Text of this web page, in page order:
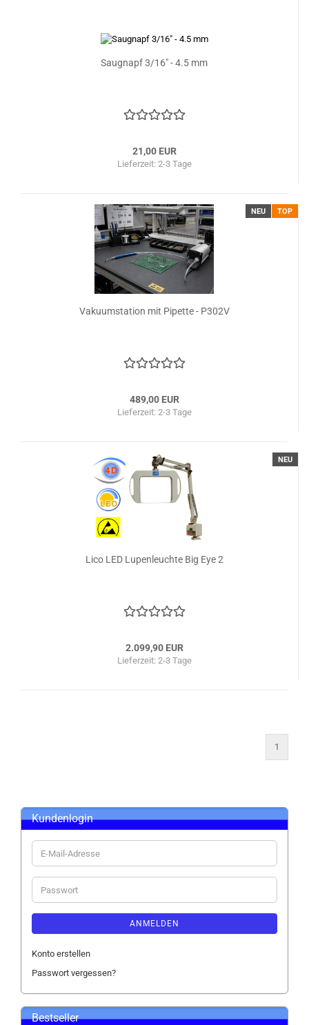
Saugnapf 3/16" - 4.5 mm
21,00 EUR
Lieferzeit: 2-3 Tage
NEU TOP
Vakuumstation mit Pipette - P302V
489,00 EUR
Lieferzeit: 2-3 Tage
NEU
Lico LED Lupenleuchte Big Eye 2
2.099,90 EUR
Lieferzeit: 2-3 Tage
1
Kundenlogin
E-
Mail-
Adresse
Passwort
ANMELDEN
Konto erstellen
Passwort vergessen?
Bestseller